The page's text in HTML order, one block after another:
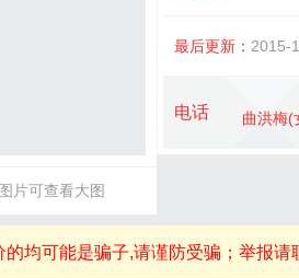
片可查看大图
最后更新： 2015-
电话 曲洪梅(
的均可能是骗子,请谨防受骗；举报